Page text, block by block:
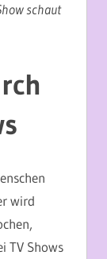
schaut
wird
TV Shows